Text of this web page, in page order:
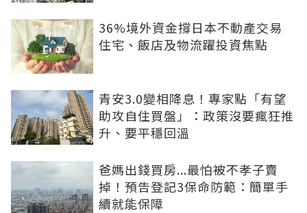
36%境外資金撐日本不動產交易
住宅、飯店及物流躍投資焦點
青安3.0變相降息！專家點「有望
助攻自住買盤」：政策沒要瘋狂推
升、要平穩回溫
爸媽出錢買房...最怕被不孝子賣
掉！預告登記3保命防範：簡單手
續就能保障